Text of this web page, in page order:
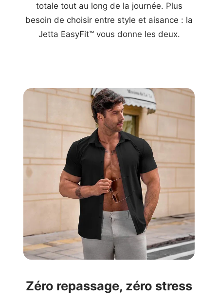
totale tout au long de la journée. Plus
besoin de choisir entre style et aisance : la
Jetta EasyFit™ vous donne les deux.
Zéro repassage, zéro stress